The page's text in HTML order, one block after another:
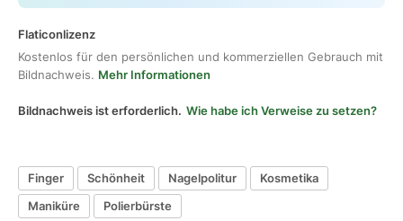
Flaticonlizenz
Kostenlos für den persönlichen und kommerziellen Gebrauch mit
Bildnachweis. Mehr Informationen
Bildnachweis ist erforderlich. Wie habe ich Verweise zu setzen?
Finger Schönheit Nagelpolitur
Kosmetika
Maniküre
Polierbürste